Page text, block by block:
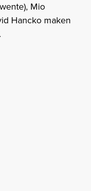
Mio
Hancko maken